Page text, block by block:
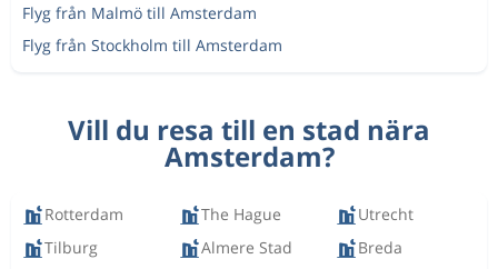
Flyg från Malmö till Amsterdam
Flyg från Stockholm till Amsterdam
Vill du resa till en stad nära
Amsterdam?
Rotterdam The Hague
Utrecht
Tilburg
Almere Stad
Breda